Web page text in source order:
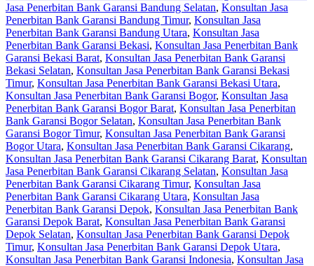
Jasa Penerbitan Bank Garansi Bandung Selatan, Konsultan Jasa
Penerbitan Bank Garansi Bandung Timur, Konsultan Jasa
Penerbitan Bank Garansi Bandung Utara, Konsultan Jasa
Penerbitan Bank Garansi Bekasi, Konsultan Jasa Penerbitan Bank
Garansi Bekasi Barat, Konsultan Jasa Penerbitan Bank Garansi
Bekasi Selatan, Konsultan Jasa Penerbitan Bank Garansi Bekasi
Timur, Konsultan Jasa Penerbitan Bank Garansi Bekasi Utara,
Konsultan Jasa Penerbitan Bank Garansi Bogor, Konsultan Jasa
Penerbitan Bank Garansi Bogor Barat, Konsultan Jasa Penerbitan
Bank Garansi Bogor Selatan, Konsultan Jasa Penerbitan Bank
Garansi Bogor Timur, Konsultan Jasa Penerbitan Bank Garansi
Bogor Utara, Konsultan Jasa Penerbitan Bank Garansi Cikarang,
Konsultan Jasa Penerbitan Bank Garansi Cikarang Barat, Konsultan
Jasa Penerbitan Bank Garansi Cikarang Selatan, Konsultan Jasa
Penerbitan Bank Garansi Cikarang Timur, Konsultan Jasa
Penerbitan Bank Garansi Cikarang Utara, Konsultan Jasa
Penerbitan Bank Garansi Depok, Konsultan Jasa Penerbitan Bank
Garansi Depok Barat, Konsultan Jasa Penerbitan Bank Garansi
Depok Selatan, Konsultan Jasa Penerbitan Bank Garansi Depok
Timur, Konsultan Jasa Penerbitan Bank Garansi Depok Utara,
Konsultan Jasa Penerbitan Bank Garansi Indonesia, Konsultan Jasa